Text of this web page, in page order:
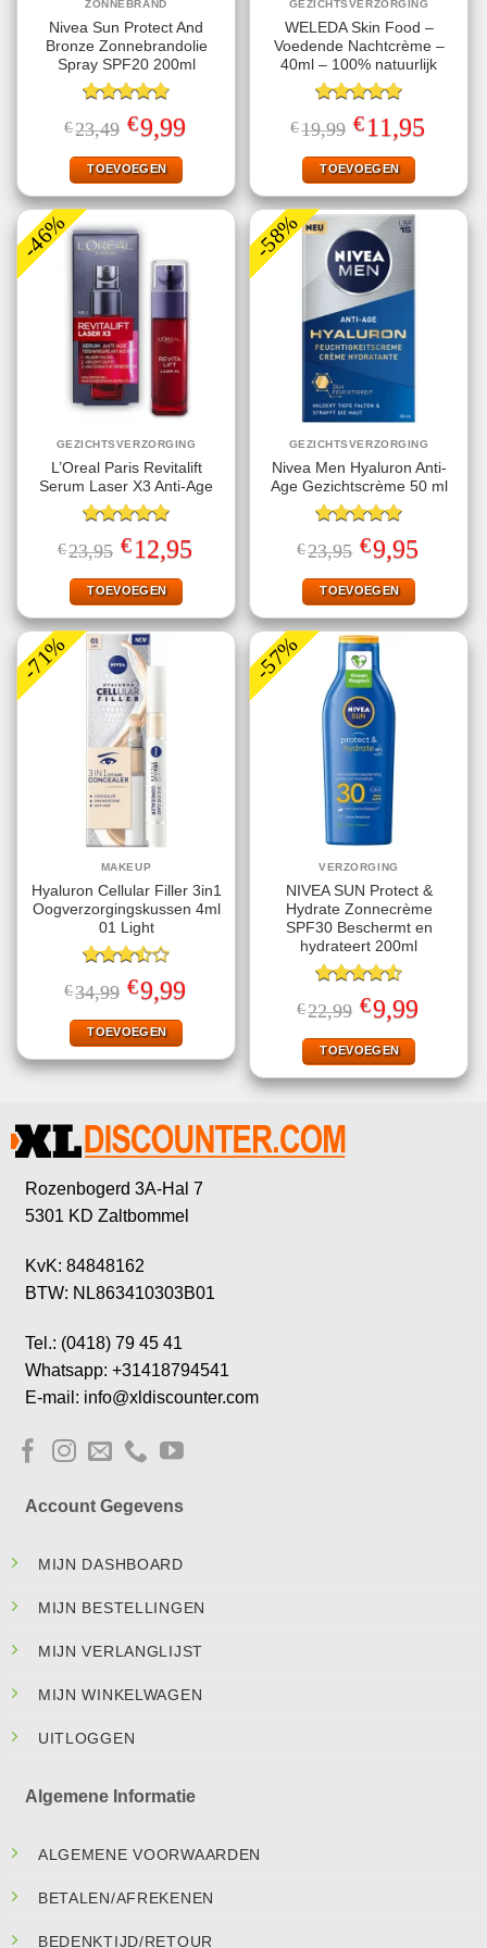
ZONNEBRAND
Nivea Sun Protect And
Bronze Zonnebrandolie
Spray SPF20 200ml
Gewaardeerd
4.78uit 5
€23,49 Oorspronkelijke
prijs
was:
€23,49.
€9,99Huidige
prijs
TOEVOEGEN
GEZICHTSVERZORGING
WELEDA Skin Food –
Voedende Nachtcrème –
40ml – 100% natuurlijk
Gewaardeerd
5.00uit 5
€19,99 Oorspronkelijke
prijs
was:
€19,99.
€11,95prijs
TOEVOEGEN
-46%
GEZICHTSVERZORGING
L’Oreal Paris Revitalift
Serum Laser X3 Anti-Age
Gewaardeerd
5.00uit 5
€23,95 Oorspronkelijke
prijs
was:
€23,95.
€12,95prijs
TOEVOEGEN
-58%
GEZICHTSVERZORGING
Nivea Men Hyaluron Anti-
Age Gezichtscrème 50 ml
Gewaardeerd
5.00uit 5
€23,95 Oorspronkelijke
prijs
was:
€23,95.
€9,95prijs
TOEVOEGEN
-71%
MAKEUP
Hyaluron Cellular Filler 3in1
Oogverzorgingskussen 4ml
01 Light
Gewaardeerd
3.50uit
€34,99 Oorspronkelijke
prijs
was:
€34,99.
€9,99Huidige
prijs
TOEVOEGEN
-57%
VERZORGING
NIVEA SUN Protect &
Hydrate Zonnecrème
SPF30 Beschermt en
hydrateert 200ml
Gewaardeerd
4.56uit 5
€22,99 Oorspronkelijke
prijs
was:
€22,99.
€9,99Huidige
prijs
TOEVOEGEN
Rozenbogerd 3A-Hal 7
5301 KD Zaltbommel
KvK: 84848162
BTW: NL863410303B01
Tel.: (0418) 79 45 41
Whatsapp: +31418794541
E-mail: info@xldiscounter.com
Account Gegevens
MIJN DASHBOARD
MIJN BESTELLINGEN
MIJN VERLANGLIJST
MIJN WINKELWAGEN
UITLOGGEN
Algemene Informatie
ALGEMENE VOORWAARDEN
BETALEN/AFREKENEN
BEDENKTIJD/RETOUR